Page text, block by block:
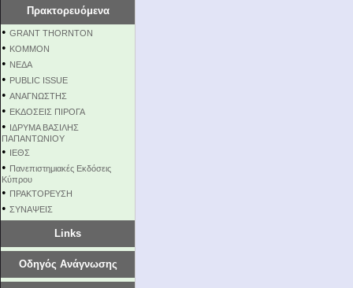
Πρακτορευόμενα
• GRANT THORNTON
• KOMMON
• NEΔΑ
• PUBLIC ISSUE
• ΑΝΑΓΝΩΣΤΗΣ
• ΕΚΔΟΣΕΙΣ ΠΙΡΟΓΑ
• ΙΔΡΥΜΑ ΒΑΣΙΛΗΣ
ΠΑΠΑΝΤΩΝΙΟΥ
• ΙΕΘΣ
• Πανεπιστημιακές Εκδόσεις
Κύπρου
• ΠΡΑΚΤΟΡΕΥΣΗ
• ΣΥΝΑΨΕΙΣ
Links
Οδηγός Ανάγνωσης